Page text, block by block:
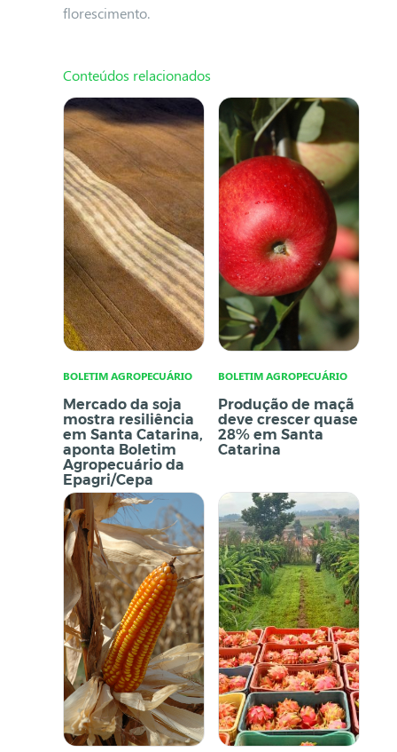
florescimento.
Conteúdos relacionados
BOLETIM AGROPECUÁRIO
Mercado da soja
mostra resiliência
em Santa Catarina,
aponta Boletim
Agropecuário da
Epagri/Cepa
BOLETIM AGROPECUÁRIO
Produção de maçã
deve crescer quase
28% em Santa
Catarina